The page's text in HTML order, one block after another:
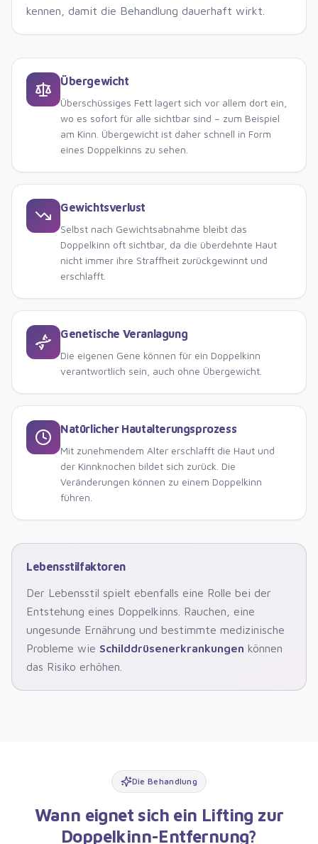
kennen, damit die Behandlung dauerhaft wirkt.
Übergewicht
Überschüssiges Fett lagert sich vor allem dort ein,
wo es sofort für alle sichtbar sind – zum Beispiel
am Kinn. Übergewicht ist daher schnell in Form
eines Doppelkinns zu sehen.
Gewichtsverlust
Selbst nach Gewichtsabnahme bleibt das
Doppelkinn oft sichtbar, da die überdehnte Haut
nicht immer ihre Straffheit zurückgewinnt und
erschlafft.
Genetische Veranlagung
Die eigenen Gene können für ein Doppelkinn
verantwortlich sein, auch ohne Übergewicht.
Natürlicher Hautalterungsprozess
Mit zunehmendem Alter erschlafft die Haut und
der Kinnknochen bildet sich zurück. Die
Veränderungen können zu einem Doppelkinn
führen.
Lebensstilfaktoren
Der Lebensstil spielt ebenfalls eine Rolle bei der
Entstehung eines Doppelkinns. Rauchen, eine
ungesunde Ernährung und bestimmte medizinische
Probleme wie Schilddrüsenerkrankungen können
das Risiko erhöhen.
Die Behandlung
Wann eignet sich ein Lifting zur
Doppelkinn-Entfernung?